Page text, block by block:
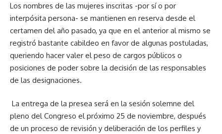
Los nombres de las mujeres inscritas -por sí o por
interpósita persona- se mantienen en reserva desde el
certamen del año pasado, ya que en el anterior al mismo se
registró bastante cabildeo en favor de algunas postuladas,
queriendo hacer valer el peso de cargos públicos o
posiciones de poder sobre la decisión de las responsables
de las designaciones.
La entrega de la presea será en la sesión solemne del
pleno del Congreso el próximo 25 de noviembre, después
de un proceso de revisión y deliberación de los perfiles y